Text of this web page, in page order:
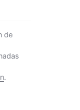
de
.